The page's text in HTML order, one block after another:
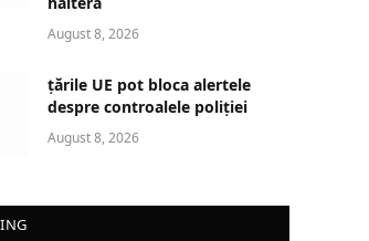
August 8, 2026
țările UE pot bloca alertele
despre controalele poliției
August 8, 2026